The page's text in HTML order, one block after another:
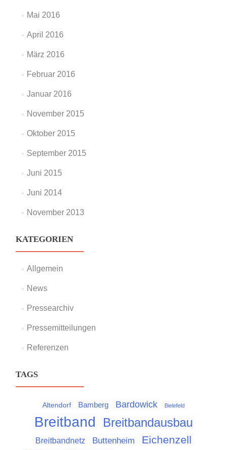
Mai 2016
April 2016
März 2016
Februar 2016
Januar 2016
November 2015
Oktober 2015
September 2015
Juni 2015
Juni 2014
November 2013
KATEGORIEN
Allgemein
News
Pressearchiv
Pressemitteilungen
Referenzen
TAGS
Altendorf Bamberg Bardowick Bielefeld
Breitband Breitbandausbau
Breitbandnetz Buttenheim Eichenzell